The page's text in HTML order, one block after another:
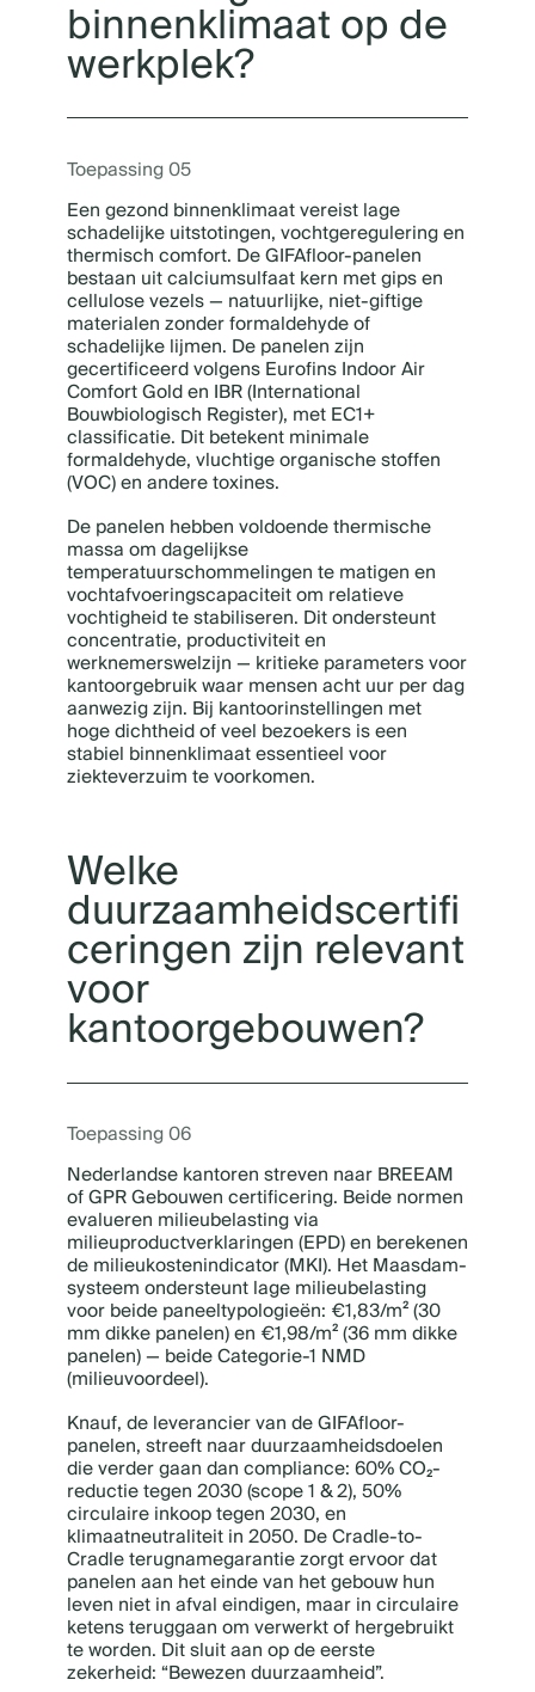
binnenklimaat op de
werkplek?
Toepassing 05
Een gezond binnenklimaat vereist lage
schadelijke uitstotingen, vochtgeregulering en
thermisch comfort. De GIFAfloor-panelen
bestaan uit calciumsulfaat kern met gips en
cellulose vezels — natuurlijke, niet-giftige
materialen zonder formaldehyde of
schadelijke lijmen. De panelen zijn
gecertificeerd volgens Eurofins Indoor Air
Comfort Gold en IBR (International
Bouwbiologisch Register), met EC1+
classificatie. Dit betekent minimale
formaldehyde, vluchtige organische stoffen
(VOC) en andere toxines.
De panelen hebben voldoende thermische
massa om dagelijkse
temperatuurschommelingen te matigen en
vochtafvoeringscapaciteit om relatieve
vochtigheid te stabiliseren. Dit ondersteunt
concentratie, productiviteit en
werknemerswelzijn — kritieke parameters voor
kantoorgebruik waar mensen acht uur per dag
aanwezig zijn. Bij kantoorinstellingen met
hoge dichtheid of veel bezoekers is een
stabiel binnenklimaat essentieel voor
ziekteverzuim te voorkomen.
Welke
duurzaamheidscertifi
ceringen zijn relevant
voor
kantoorgebouwen?
Toepassing 06
Nederlandse kantoren streven naar BREEAM
of GPR Gebouwen certificering. Beide normen
evalueren milieubelasting via
milieuproductverklaringen (EPD) en berekenen
de milieukostenindicator (MKI). Het Maasdam-
systeem ondersteunt lage milieubelasting
voor beide paneeltypologieën: €1,83/m² (30
mm dikke panelen) en €1,98/m² (36 mm dikke
panelen) — beide Categorie-1 NMD
(milieuvoordeel).
Knauf, de leverancier van de GIFAfloor-
panelen, streeft naar duurzaamheidsdoelen
die verder gaan dan compliance: 60% CO₂-
reductie tegen 2030 (scope 1 & 2), 50%
circulaire inkoop tegen 2030, en
klimaatneutraliteit in 2050. De Cradle-to-
Cradle terugnamegarantie zorgt ervoor dat
panelen aan het einde van het gebouw hun
leven niet in afval eindigen, maar in circulaire
ketens teruggaan om verwerkt of hergebruikt
te worden. Dit sluit aan op de eerste
zekerheid: “Bewezen duurzaamheid”.